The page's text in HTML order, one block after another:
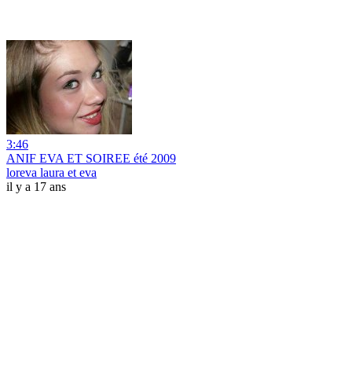
3:46
ANIF EVA ET SOIREE été 2009
loreva laura et eva
il y a 17 ans